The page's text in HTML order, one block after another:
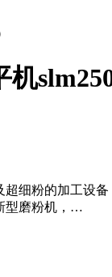
细粉的加工设
型磨粉机，…